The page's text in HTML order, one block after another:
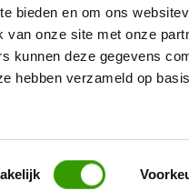
bieden en om ons
van onze site met onze
kunnen deze gegevens
hebben verzameld op